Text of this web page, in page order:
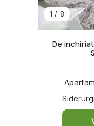
1 / 8
De